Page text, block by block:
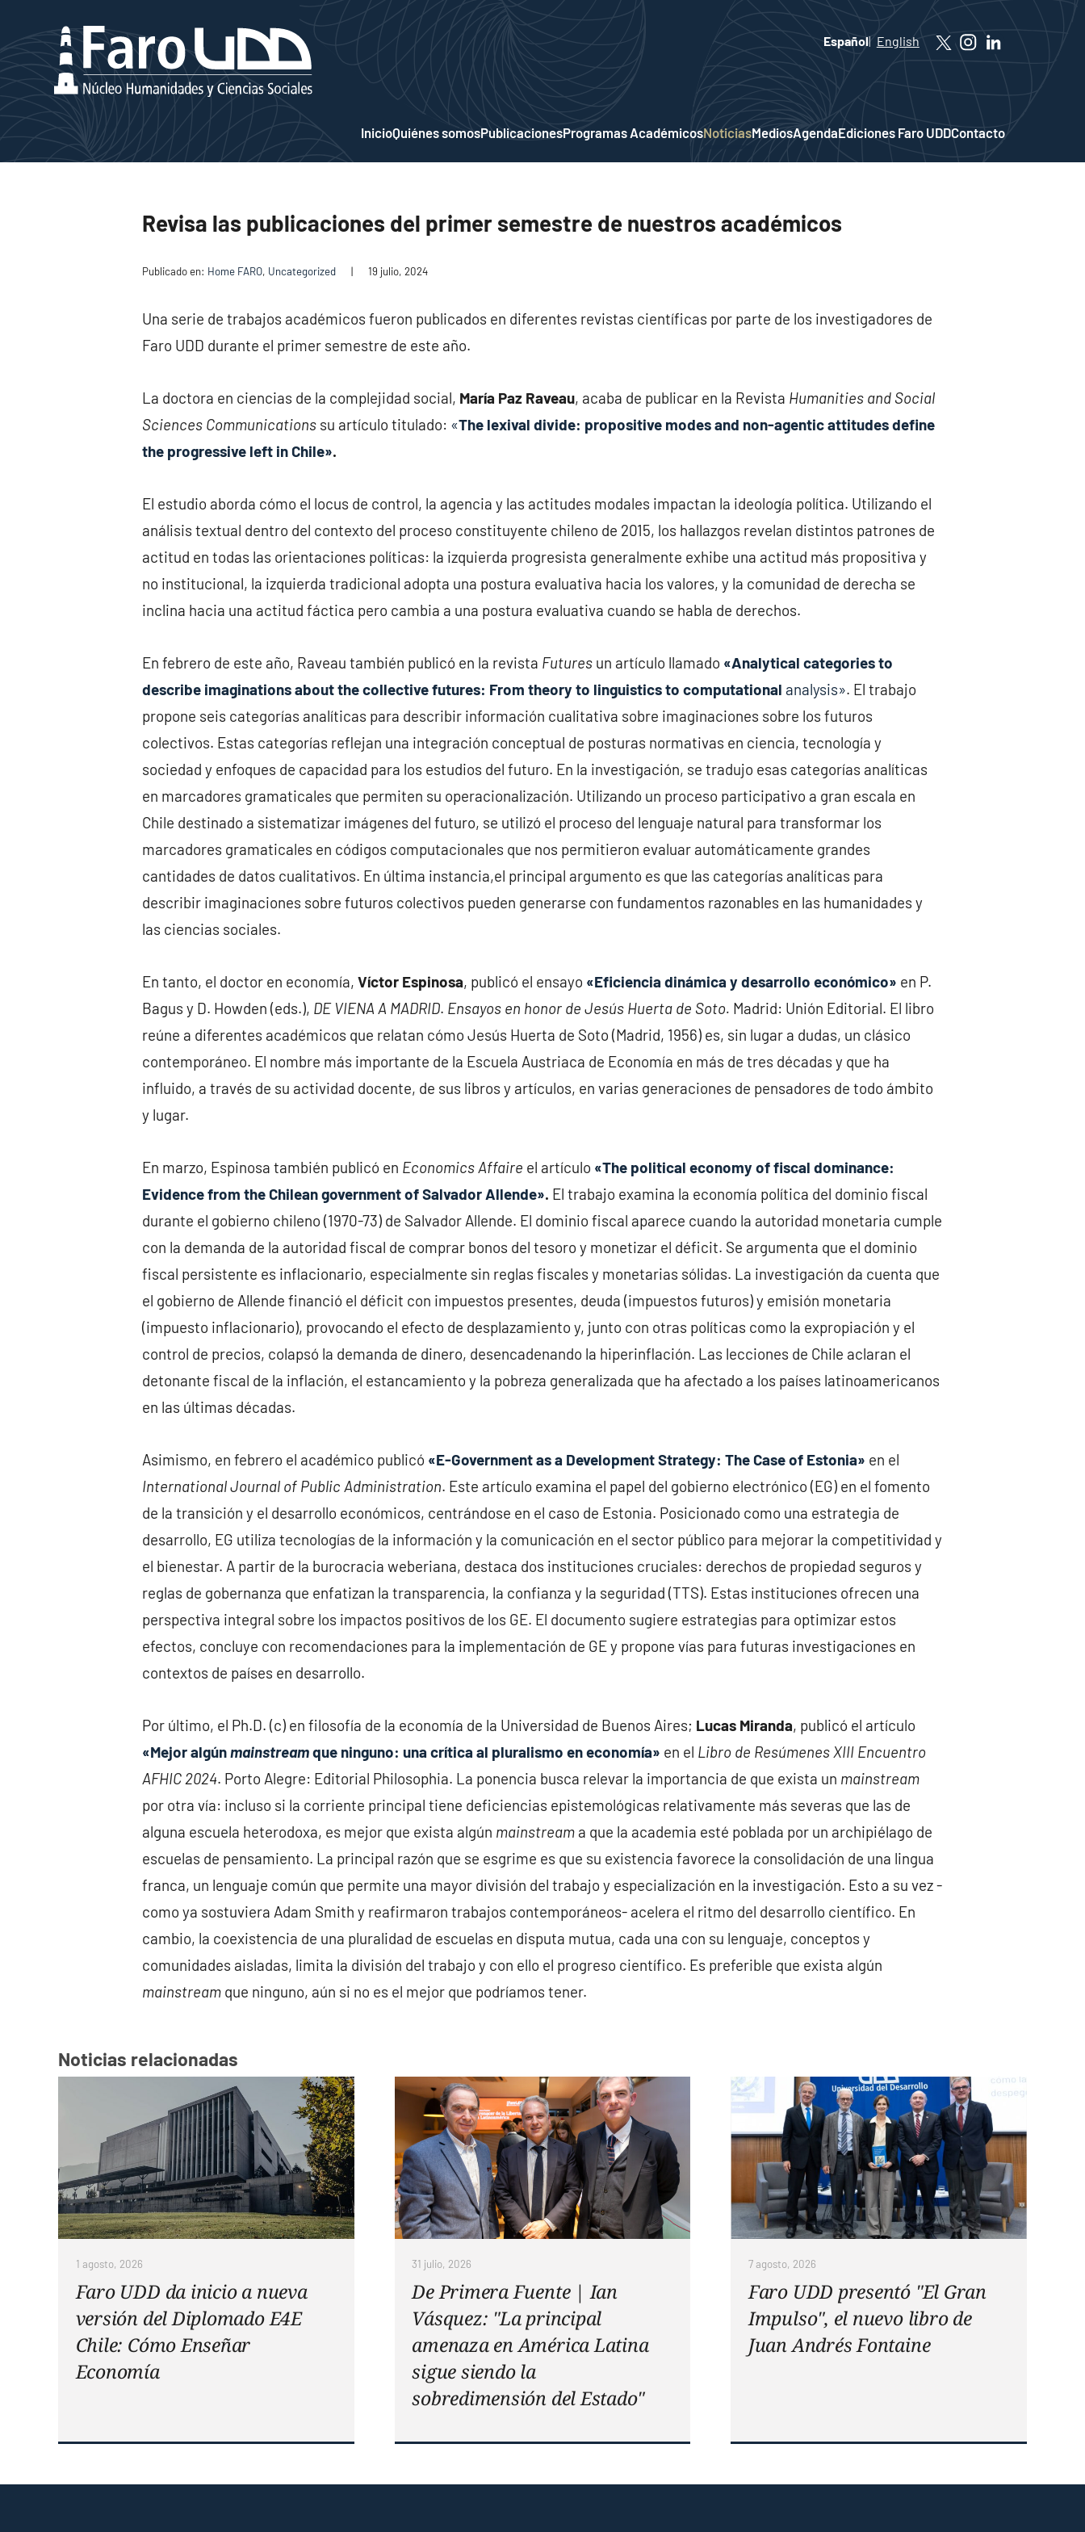
Español English
InicioQuiénes somosPublicacionesProgramas AcadémicosNoticiasMediosAgendaEdiciones Faro UDDContacto
Revisa las publicaciones del primer semestre de nuestros académicos
Publicado en: Home FARO, Uncategorized | 19 julio, 2024
Una serie de trabajos académicos fueron publicados en diferentes revistas científicas por parte de los investigadores de
Faro UDD durante el primer semestre de este año.
La doctora en ciencias de la complejidad social, María Paz Raveau, acaba de publicar en la Revista Humanities and Social
Sciences Communications su artículo titulado: «The lexival divide: propositive modes and non-agentic attitudes define
the progressive left in Chile».
El estudio aborda cómo el locus de control, la agencia y las actitudes modales impactan la ideología política. Utilizando el
análisis textual dentro del contexto del proceso constituyente chileno de 2015, los hallazgos revelan distintos patrones de
actitud en todas las orientaciones políticas: la izquierda progresista generalmente exhibe una actitud más propositiva y
no institucional, la izquierda tradicional adopta una postura evaluativa hacia los valores, y la comunidad de derecha se
inclina hacia una actitud fáctica pero cambia a una postura evaluativa cuando se habla de derechos.
En febrero de este año, Raveau también publicó en la revista Futures un artículo llamado «Analytical categories to
describe imaginations about the collective futures: From theory to linguistics to computational analysis». El trabajo
propone seis categorías analíticas para describir información cualitativa sobre imaginaciones sobre los futuros
colectivos. Estas categorías reflejan una integración conceptual de posturas normativas en ciencia, tecnología y
sociedad y enfoques de capacidad para los estudios del futuro. En la investigación, se tradujo esas categorías analíticas
en marcadores gramaticales que permiten su operacionalización. Utilizando un proceso participativo a gran escala en
Chile destinado a sistematizar imágenes del futuro, se utilizó el proceso del lenguaje natural para transformar los
marcadores gramaticales en códigos computacionales que nos permitieron evaluar automáticamente grandes
cantidades de datos cualitativos. En última instancia,el principal argumento es que las categorías analíticas para
describir imaginaciones sobre futuros colectivos pueden generarse con fundamentos razonables en las humanidades y
las ciencias sociales.
En tanto, el doctor en economía, Víctor Espinosa, publicó el ensayo «Eficiencia dinámica y desarrollo económico» en P.
Bagus y D. Howden (eds.), DE VIENA A MADRID. Ensayos en honor de Jesús Huerta de Soto. Madrid: Unión Editorial. El libro
reúne a diferentes académicos que relatan cómo Jesús Huerta de Soto (Madrid, 1956) es, sin lugar a dudas, un clásico
contemporáneo. El nombre más importante de la Escuela Austriaca de Economía en más de tres décadas y que ha
influido, a través de su actividad docente, de sus libros y artículos, en varias generaciones de pensadores de todo ámbito
y lugar.
En marzo, Espinosa también publicó en Economics Affaire el artículo «The political economy of fiscal dominance:
Evidence from the Chilean government of Salvador Allende». El trabajo examina la economía política del dominio fiscal
durante el gobierno chileno (1970-73) de Salvador Allende. El dominio fiscal aparece cuando la autoridad monetaria cumple
con la demanda de la autoridad fiscal de comprar bonos del tesoro y monetizar el déficit. Se argumenta que el dominio
fiscal persistente es inflacionario, especialmente sin reglas fiscales y monetarias sólidas. La investigación da cuenta que
el gobierno de Allende financió el déficit con impuestos presentes, deuda (impuestos futuros) y emisión monetaria
(impuesto inflacionario), provocando el efecto de desplazamiento y, junto con otras políticas como la expropiación y el
control de precios, colapsó la demanda de dinero, desencadenando la hiperinflación. Las lecciones de Chile aclaran el
detonante fiscal de la inflación, el estancamiento y la pobreza generalizada que ha afectado a los países latinoamericanos
en las últimas décadas.
Asimismo, en febrero el académico publicó «E-Government as a Development Strategy: The Case of Estonia» en el
International Journal of Public Administration. Este artículo examina el papel del gobierno electrónico (EG) en el fomento
de la transición y el desarrollo económicos, centrándose en el caso de Estonia. Posicionado como una estrategia de
desarrollo, EG utiliza tecnologías de la información y la comunicación en el sector público para mejorar la competitividad y
el bienestar. A partir de la burocracia weberiana, destaca dos instituciones cruciales: derechos de propiedad seguros y
reglas de gobernanza que enfatizan la transparencia, la confianza y la seguridad (TTS). Estas instituciones ofrecen una
perspectiva integral sobre los impactos positivos de los GE. El documento sugiere estrategias para optimizar estos
efectos, concluye con recomendaciones para la implementación de GE y propone vías para futuras investigaciones en
contextos de países en desarrollo.
Por último, el Ph.D. (c) en filosofía de la economía de la Universidad de Buenos Aires; Lucas Miranda, publicó el artículo
«Mejor algúnmainstreamque ninguno: una crítica al pluralismo en economía» en el Libro de Resúmenes XIII Encuentro
AFHIC 2024. Porto Alegre: Editorial Philosophia. La ponencia busca relevar la importancia de que exista un mainstream
por otra vía: incluso si la corriente principal tiene deficiencias epistemológicas relativamente más severas que las de
alguna escuela heterodoxa, es mejor que exista algún mainstream a que la academia esté poblada por un archipiélago de
escuelas de pensamiento. La principal razón que se esgrime es que su existencia favorece la consolidación de una lingua
franca, un lenguaje común que permite una mayor división del trabajo y especialización en la investigación. Esto a su vez -
como ya sostuviera Adam Smith y reafirmaron trabajos contemporáneos- acelera el ritmo del desarrollo científico. En
cambio, la coexistencia de una pluralidad de escuelas en disputa mutua, cada una con su lenguaje, conceptos y
comunidades aisladas, limita la división del trabajo y con ello el progreso científico. Es preferible que exista algún
mainstream que ninguno, aún si no es el mejor que podríamos tener.
Noticias relacionadas
1 agosto, 2026
Faro UDD da inicio a nueva
versión del Diplomado E4E
Chile: Cómo Enseñar
Economía
31 julio, 2026
De Primera Fuente | Ian
Vásquez: "La principal
amenaza en América Latina
sigue siendo la
sobredimensión del Estado"
7 agosto, 2026
Faro UDD presentó "El Gran
Impulso", el nuevo libro de
Juan Andrés Fontaine